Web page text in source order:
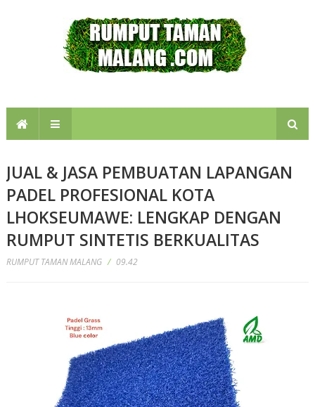
JUAL & JASA PEMBUATAN LAPANGAN
PADEL PROFESIONAL KOTA
LHOKSEUMAWE: LENGKAP DENGAN
RUMPUT SINTETIS BERKUALITAS
RUMPUT TAMAN MALANG / 09.42